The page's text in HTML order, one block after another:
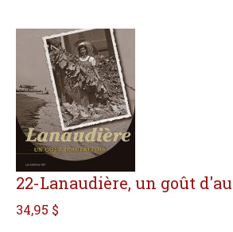
22-Lanaudière, un goût
34,95 $